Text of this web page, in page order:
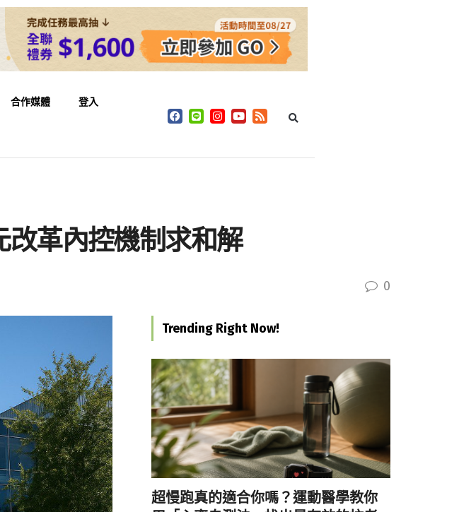
合作媒體 登入
改革內控機制求和解
0
Trending Right Now!
超慢跑真的適合你嗎？運動醫學教你